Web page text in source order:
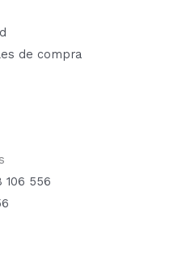
de compra
106 556